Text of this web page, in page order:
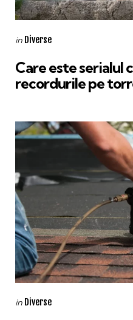
Categories
Posted
in Diverse
Care este serialul
recordurile pe
Categories
Posted
in Diverse